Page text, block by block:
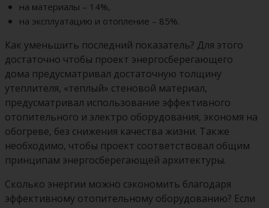
на материалы – 14%,
на эксплуатацию и отопление – 85%.
Как уменьшить последний показатель? Для этого
достаточно чтобы проект энергосберегающего
дома предусматривал достаточную толщину
утеплителя, «теплый» стеновой материал,
предусматривал использование эффективного
отопительного и электро оборудования, экономя на
обогреве, без снижения качества жизни. Также
необходимо, чтобы проект соответствовал общим
принципам энергосберегающей архитектуры.
Сколько энергии можно сэкономить благодаря
эффективному отопительному оборудованию? Если